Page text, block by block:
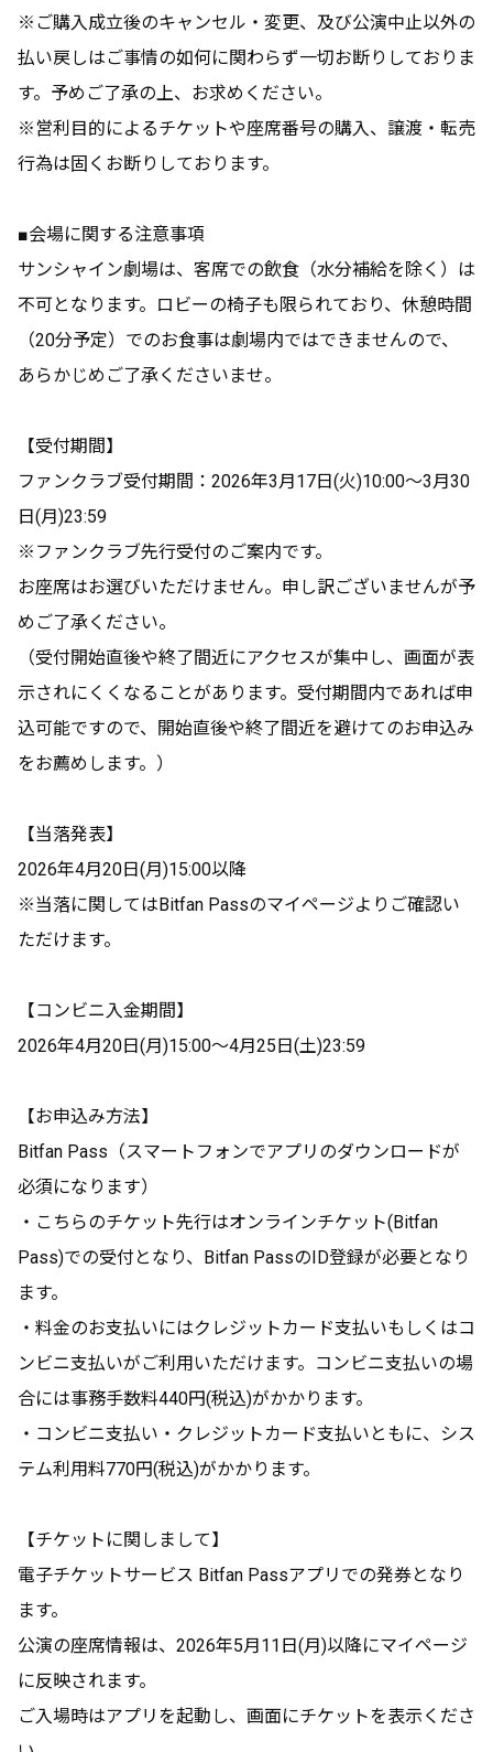
※ご購入成立後のキャンセル・変更、及び公演中止以外の
払い戻しはご事情の如何に関わらず一切お断りしておりま
す。予めご了承の上、お求めください。
※営利目的によるチケットや座席番号の購入、譲渡・転売
行為は固くお断りしております。
■会場に関する注意事項
サンシャイン劇場は、客席での飲食（水分補給を除く）は
不可となります。ロビーの椅子も限られており、休憩時間
（20分予定）でのお食事は劇場内ではできませんので、
あらかじめご了承くださいませ。
【受付期間】
ファンクラブ受付期間：2026年3月17日(火)10:00～3月30
日(月)23:59
※ファンクラブ先行受付のご案内です。
お座席はお選びいただけません。申し訳ございませんが予
めご了承ください。
（受付開始直後や終了間近にアクセスが集中し、画面が表
示されにくくなることがあります。受付期間内であれば申
込可能ですので、開始直後や終了間近を避けてのお申込み
をお薦めします。）
【当落発表】
2026年4月20日(月)15:00以降
※当落に関してはBitfan Passのマイページよりご確認い
ただけます。
【コンビニ入金期間】
2026年4月20日(月)15:00～4月25日(土)23:59
【お申込み方法】
Bitfan Pass（スマートフォンでアプリのダウンロードが
必須になります）
・こちらのチケット先行はオンラインチケット(Bitfan
Pass)での受付となり、Bitfan PassのID登録が必要となり
ます。
・料金のお支払いにはクレジットカード支払いもしくはコ
ンビニ支払いがご利用いただけます。コンビニ支払いの場
合には事務手数料440円(税込)がかかります。
・コンビニ支払い・クレジットカード支払いともに、シス
テム利用料770円(税込)がかかります。
【チケットに関しまして】
電子チケットサービス Bitfan Passアプリでの発券となり
ます。
公演の座席情報は、2026年5月11日(月)以降にマイページ
に反映されます。
ご入場時はアプリを起動し、画面にチケットを表示くださ